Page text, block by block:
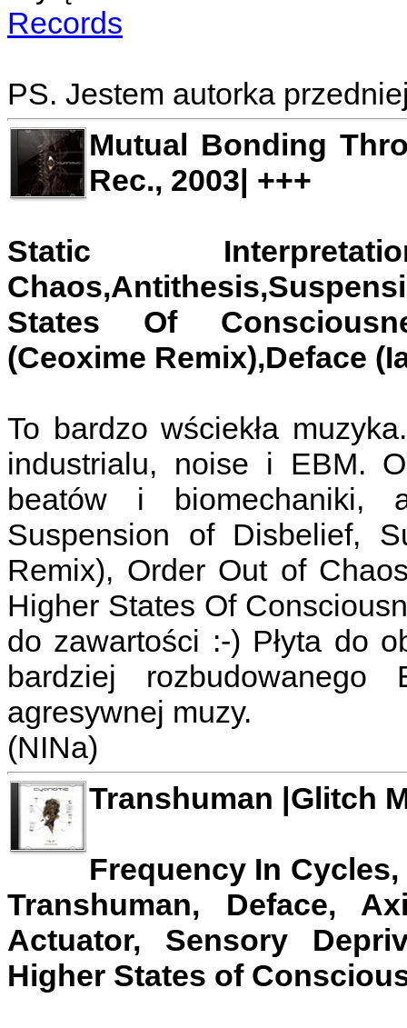
Records
PS. Jestem autorka
Mutual Bonding
Rec., 2003| +++
Static
States Of
(Ceoxime Remix),Deface
To bardzo wściekła
industrialu, noise i EBM.
beatów i biomechaniki,
Suspension of Disbelief,
Remix), Order Out of
Higher States Of
do zawartości :-) Płyta do
bardziej
agresywnej muzy.
(NINa)
Transhuman |Glitch
Frequency In
Transhuman, Deface,
Actuator, Sensory
Higher States of